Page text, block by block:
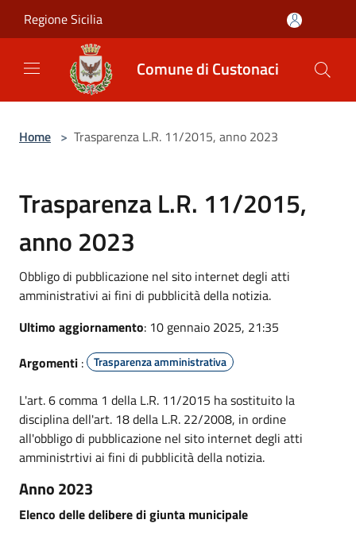
Regione Sicilia
Comune di Custonaci
Home > Trasparenza L.R. 11/2015, anno 2023
Trasparenza L.R. 11/2015,
anno 2023
Obbligo di pubblicazione nel sito internet degli atti
amministrativi ai fini di pubblicità della notizia.
Ultimo aggiornamento: 10 gennaio 2025, 21:35
Argomenti : Trasparenza amministrativa
L'art. 6 comma 1 della L.R. 11/2015 ha sostituito la
disciplina dell'art. 18 della L.R. 22/2008, in ordine
all'obbligo di pubblicazione nel sito internet degli atti
amministrtivi ai fini di pubblicità della notizia.
Anno 2023
Elenco delle delibere di giunta municipale